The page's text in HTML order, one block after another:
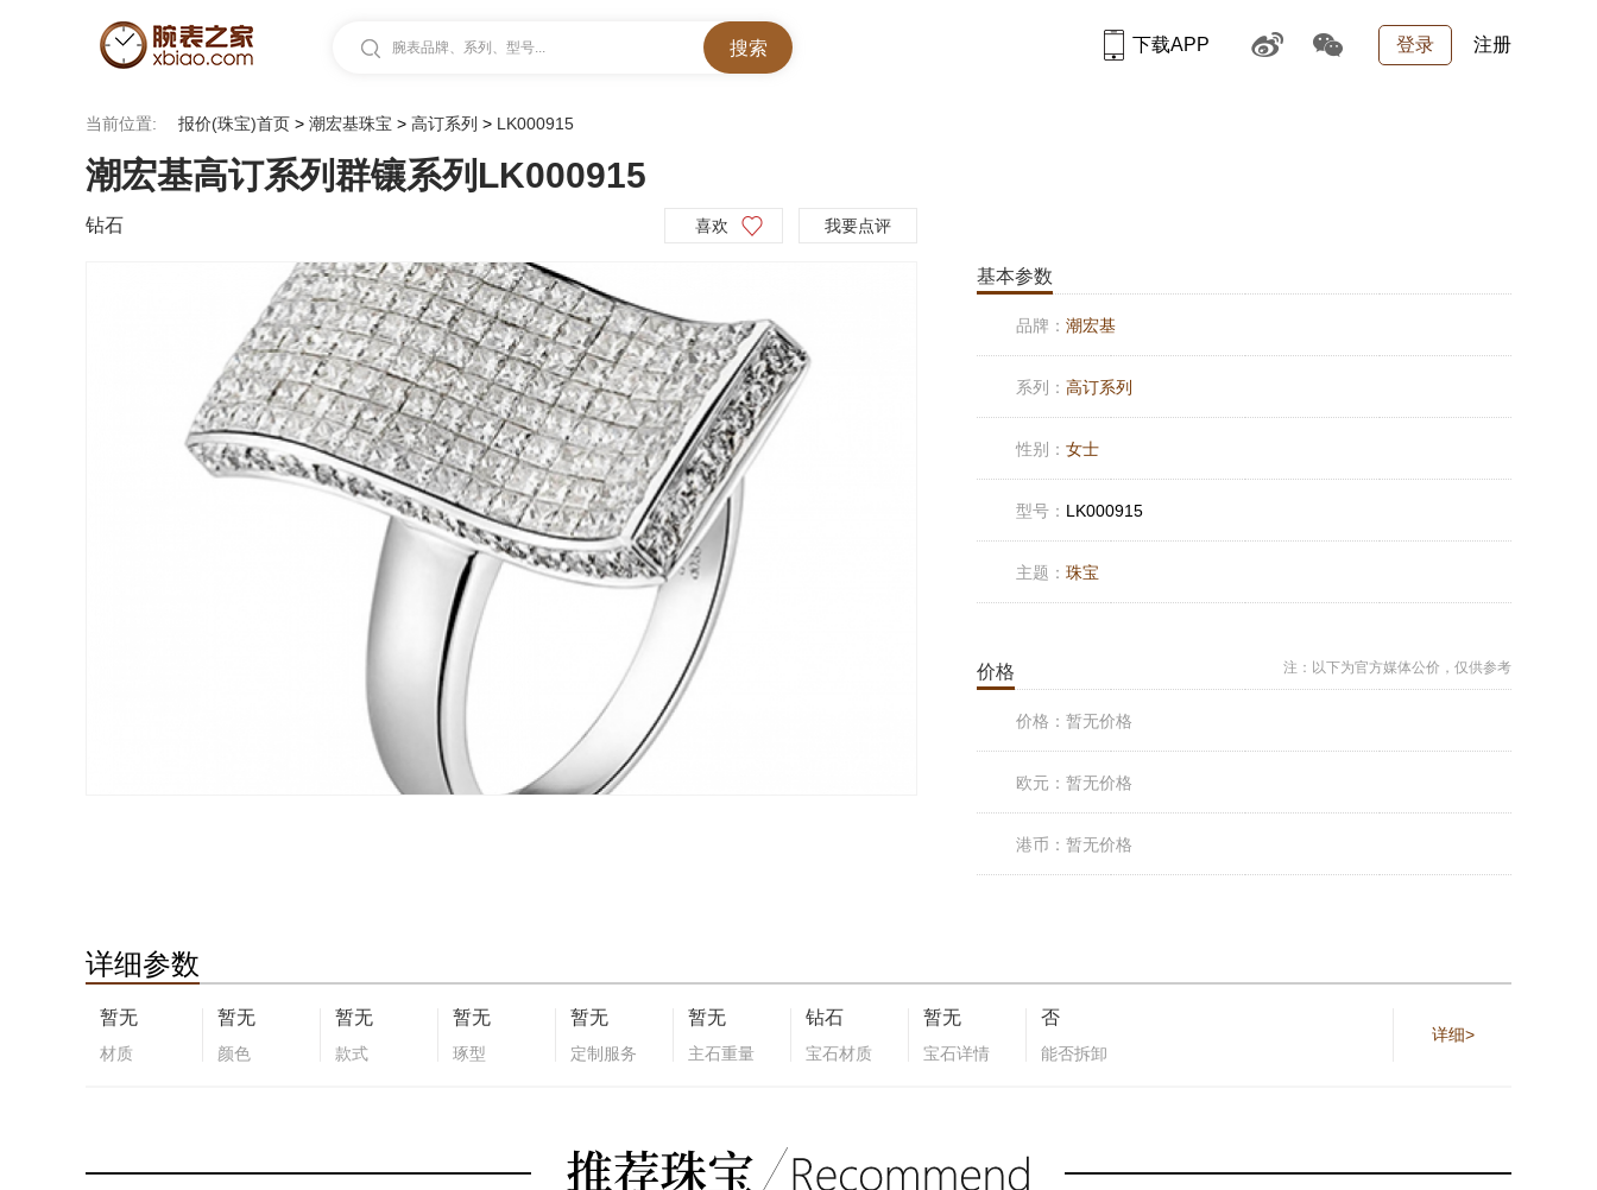
腕表品牌、系列、型号... 登录 注册
下载APP
当前位置: 报价(珠宝)首页 > 潮宏基珠宝 > 高订系列 > LK000915
潮宏基高订系列群镶系列LK000915
钻石 喜欢 我要点评
基本参数
品牌： 潮宏基
系列： 高订系列
性别： 女士
型号： LK000915
主题： 珠宝
价格 注：以下为官方媒体公价，仅供参考
价格： 暂无价格
欧元： 暂无价格
港币： 暂无价格
详细参数
暂无
材质
暂无
颜色
暂无
款式
暂无
琢型
暂无
定制服务
暂无
主石重量
钻石
宝石材质
暂无
宝石详情
否
能否拆卸
详细>